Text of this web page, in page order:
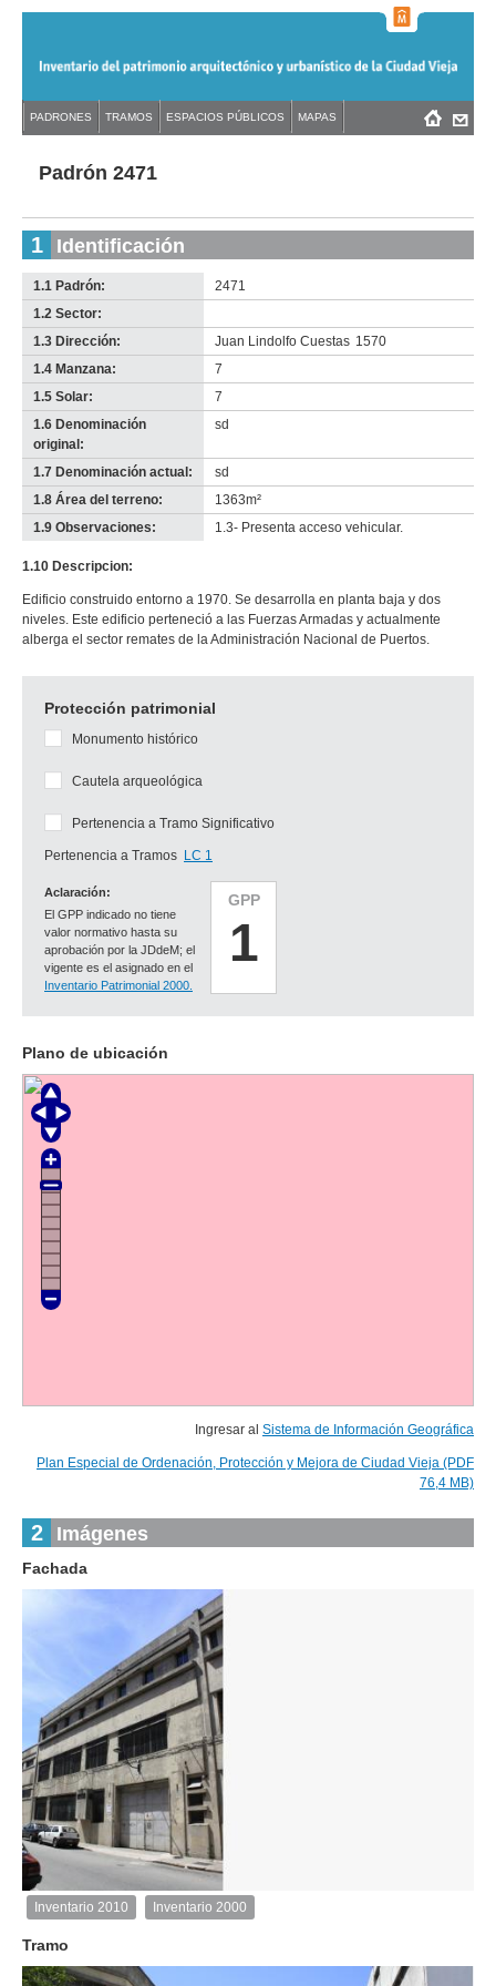
navigation
Back
topPadrón 2471
1 Identificación
1.1 Padrón:
2471
1.2 Sector:
no
info-
1.3 Dirección: Juan Lindolfo Cuestas 1570
1.4 Manzana:
7
1.5 Solar:
7
1.6 Denominación
original:
sd
1.7 Denominación actual:
sd
1.8 Área del terreno:
1363m²
1.9 Observaciones:
1.3- Presenta acceso vehicular.
1.10 Descripcion:
Edificio construido entorno a 1970. Se desarrolla en planta baja y dos
niveles. Este edificio perteneció a las Fuerzas Armadas y actualmente
alberga el sector remates de la Administración Nacional de Puertos.
Protección patrimonial
GPP
1
Aclaración:
El GPP indicado no tiene
valor normativo hasta su
aprobación por la JDdeM; el
vigente es el asignado en el
Inventario Patrimonial 2000.
Monumento histórico
Cautela arqueológica
Pertenencia a Tramo Significativo
Pertenencia a Tramos LC 1
Plano de ubicación
Ingresar al Sistema de Información Geográfica
Plan Especial de Ordenación, Protección y Mejora de Ciudad Vieja (PDF
76,4 MB)
2 Imágenes
Fachada
Inventario
2010
Descargar
Inventario 2010
1
Inventario 2000
Tramo
Back
to Menú
PADRONES TRAMOS ESPACIOS PÚBLICOS MAPAS